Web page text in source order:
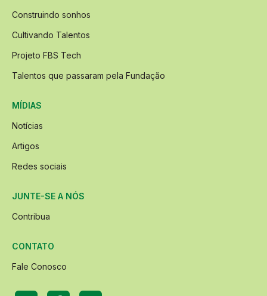
Construindo sonhos
Cultivando Talentos
Projeto FBS Tech
Talentos que passaram pela Fundação
MÍDIAS
Notícias
Artigos
Redes sociais
JUNTE-SE A NÓS
Contribua
CONTATO
Fale Conosco